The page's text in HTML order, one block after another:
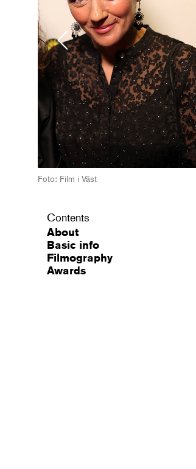
Previous
Foto: Film i Väst
Contents
About
Basic info
Filmography
Awards